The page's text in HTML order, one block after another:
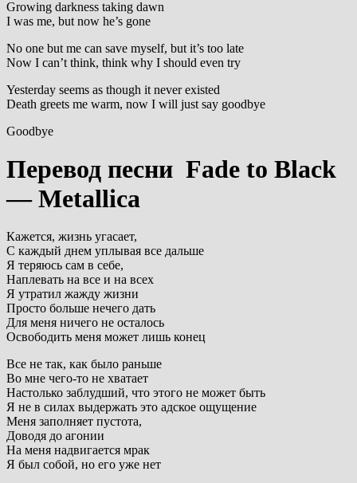
Growing darkness taking dawn
I was me, but now he’s gone
No one but me can save myself, but it’s too late
Now I can’t think, think why I should even try
Yesterday seems as though it never existed
Death greets me warm, now I will just say goodbye
Goodbye
Перевод песни Fade to Black
— Metallica
Кажется, жизнь угасает,
С каждый днем уплывая все дальше
Я теряюсь сам в себе,
Наплевать на все и на всех
Я утратил жажду жизни
Просто больше нечего дать
Для меня ничего не осталось
Освободить меня может лишь конец
Все не так, как было раньше
Во мне чего-то не хватает
Настолько заблудший, что этого не может быть
Я не в силах выдержать это адское ощущение
Меня заполняет пустота,
Доводя до агонии
На меня надвигается мрак
Я был собой, но его уже нет